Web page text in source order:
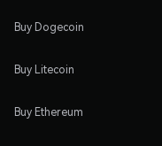
Buy Dogecoin
Buy Litecoin
Buy Ethereum